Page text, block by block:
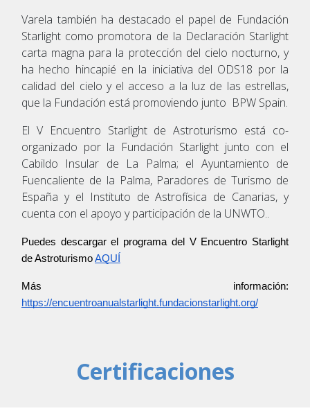
Varela también ha destacado el papel de Fundación
Starlight como promotora de la Declaración Starlight
carta magna para la protección del cielo nocturno, y
ha hecho hincapié en la iniciativa del ODS18 por la
calidad del cielo y el acceso a la luz de las estrellas,
que la Fundación está promoviendo junto BPW Spain.
El V Encuentro Starlight de Astroturismo está co-
organizado por la Fundación Starlight junto con el
Cabildo Insular de La Palma; el Ayuntamiento de
Fuencaliente de la Palma, Paradores de Turismo de
España y el Instituto de Astrofísica de Canarias, y
cuenta con el apoyo y participación de la UNWTO..
Puedes descargar el programa del V Encuentro Starlight
de Astroturismo AQUÍ
https://encuentroanualstarlight.fundacionstarlight.org/
Certificaciones